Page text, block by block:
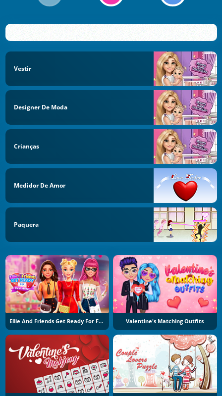
Vestir
Designer De Moda
Crianças
Medidor De Amor
Paquera
Ellie And Friends Get Ready For First Date Valentine's Matching Outfits